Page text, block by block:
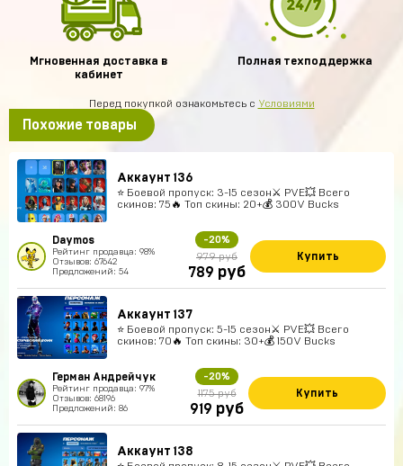
Мгновенная доставка в
кабинет
Полная техподдержка
Перед покупкой ознакомьтесь с Условиями
Похожие товары
Аккаунт 136
⭐️ Боевой пропуск: 3-15 сезон⚔️ PVE💥 Всего
скинов: 75🔥 Топ скины: 20+💰 300V Bucks
Daymos
Рейтинг продавца: 98%
Отзывов: 67642
Предложений: 54
-20%
979 руб
789 руб
Купить
Аккаунт 137
⭐️ Боевой пропуск: 5-15 сезон⚔️ PVE💥 Всего
скинов: 70🔥 Топ скины: 30+💰 150V Bucks
Герман Андрейчук
Рейтинг продавца: 97%
Отзывов: 68196
Предложений: 86
-20%
1175 руб
919 руб
Купить
Аккаунт 138